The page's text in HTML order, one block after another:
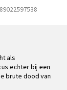
als
echter bij een
brute dood van